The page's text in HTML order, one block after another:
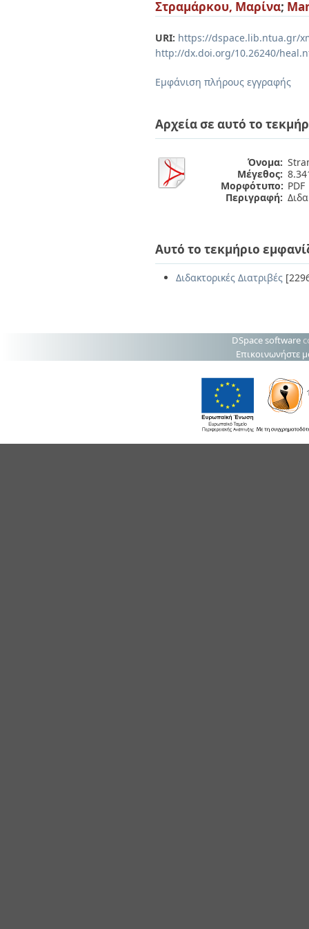
Στραμάρκου, Μαρίνα;
URI: https://dspace.lib.ntua.gr/
http://dx.doi.org/10.26240/
Εμφάνιση πλήρους εγγραφής
Αρχεία σε αυτό το
Όνομα:
Μέγεθος:
Μορφότυπο: PDF
Περιγραφή:
Αυτό το τεκμήριο
Διδακτορικές Διατριβές
DSpace software
Επικοινωνήστε